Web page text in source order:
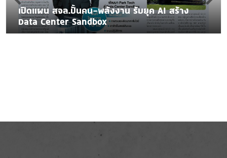
เปิดแผน สจล.ปั้นคน-พลังงาน รับยุค AI สร้าง
Data Center Sandbox